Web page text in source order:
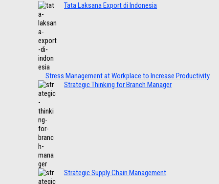
Tata Laksana Export di Indonesia
Stress Management at Workplace to Increase Productivity
Strategic Thinking for Branch Manager
Strategic Supply Chain Management